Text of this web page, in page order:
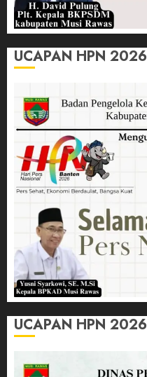
UCAPAN HPN 2026
UCAPAN HPN 2026